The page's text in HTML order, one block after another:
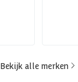
Bekijk alle merken